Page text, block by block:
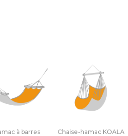
à barres
Chaise-hamac KOALA